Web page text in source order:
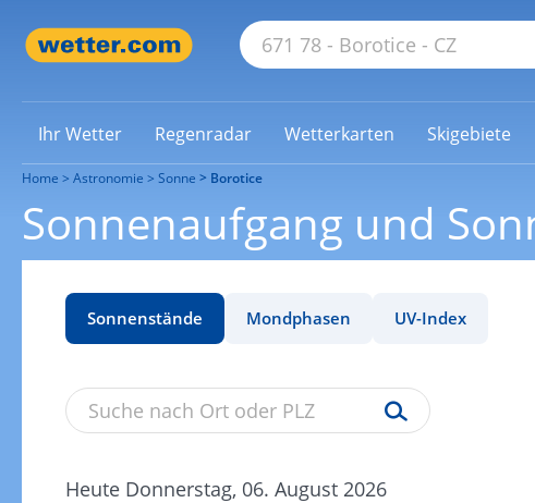
Ihr Wetter Regenradar Wetterkarten Skigebiete
Home Astronomie Sonne Borotice
Sonnenaufgang und
Sonnenstände Mondphasen UV-Index
Heute Donnerstag, 06. August 2026